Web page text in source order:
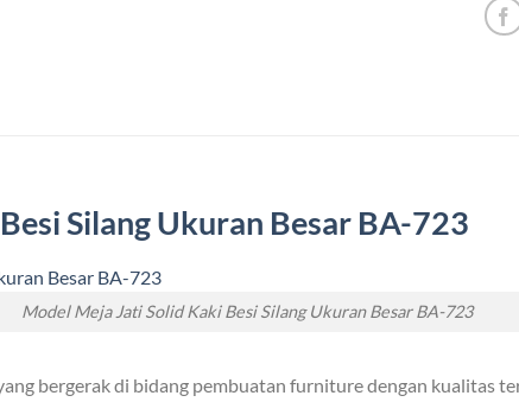
Silang Ukuran Besar BA-723
Model Meja Jati Solid Kaki Besi Silang Ukuran Besar BA-723
bergerak di bidang pembuatan furniture dengan kualitas